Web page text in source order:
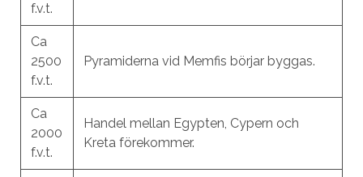
f.v.t.
Ca
2500
f.v.t.
Pyramiderna vid Memfis börjar byggas.
Ca
2000
f.v.t.
Handel mellan Egypten, Cypern och
Kreta förekommer.